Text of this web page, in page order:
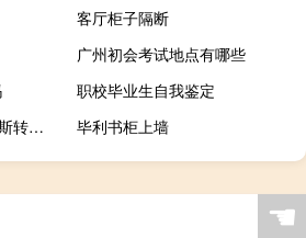
客厅柜子隔断
广州初会考试地点有哪些
职校毕业生自我鉴定
费兰托雷斯转会（托雷斯转会）
毕利书柜上墙
☚